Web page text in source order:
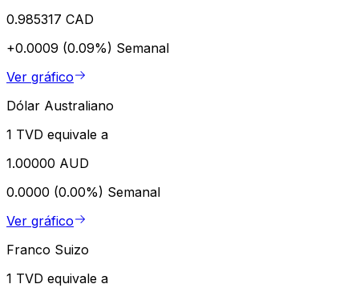
0.985317 CAD
+0.0009 (0.09%) Semanal
Ver gráfico
Dólar Australiano
1 TVD equivale a
1.00000 AUD
0.0000 (0.00%) Semanal
Ver gráfico
Franco Suizo
1 TVD equivale a